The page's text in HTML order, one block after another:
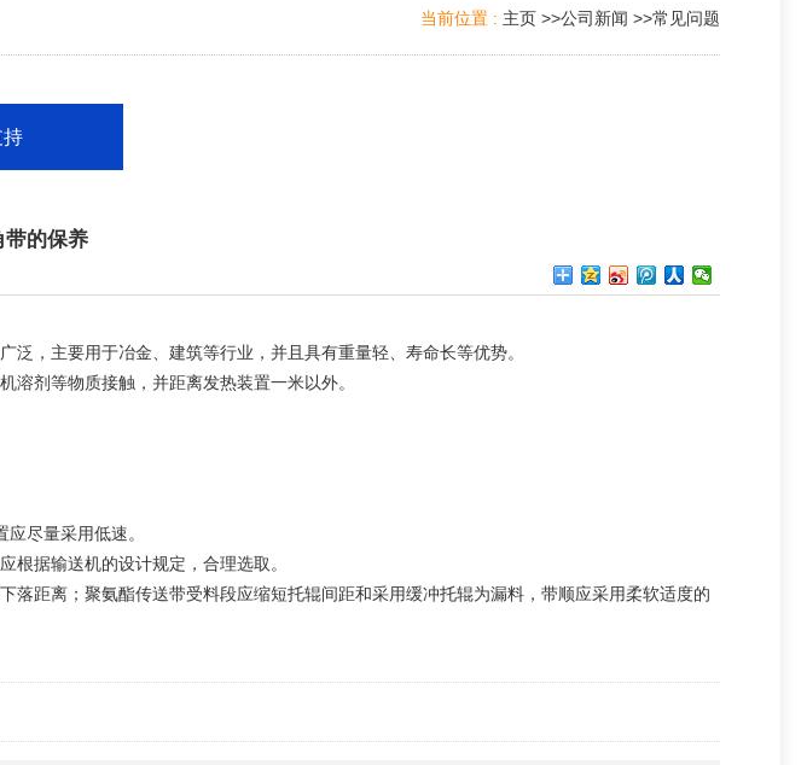
当前位置 : 主页 >>公司新闻 >>常见问题
持
带的保养
，主要用于冶金、建筑等行业，并且具有重量轻、寿命长等优势。
剂等物质接触，并距离发热装置一米以外。
尽量采用低速。
据输送机的设计规定，合理选取。
距离；聚氨酯传送带受料段应缩短托辊间距和采用缓冲托辊为漏料，带顺应采用柔软适度的